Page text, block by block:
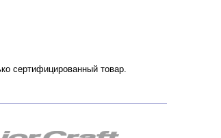
сертифицированный товар.